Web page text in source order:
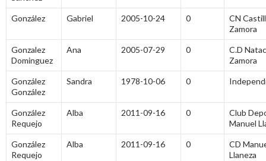
González Gabriel 2005-10-24 0
CN
Zamora
Gonzalez
Dominguez
Ana 2005-07-29 0
C.D
Zamora
González
González
Sandra 1978-10-06 0
González
Requejo
Alba 2011-09-16 0
Club
Manuel
González
Requejo
Alba 2011-09-16 0
CD
Llaneza